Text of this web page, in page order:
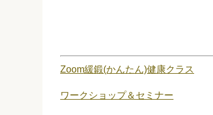
Zoom緩鍛(かんたん)健康クラス
ワークショップ＆セミナー